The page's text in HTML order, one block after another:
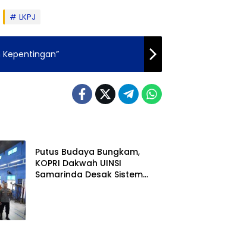
LKPJ
Kepentingan”
Putus Budaya Bungkam,
KOPRI Dakwah UINSI
Samarinda Desak Sistem